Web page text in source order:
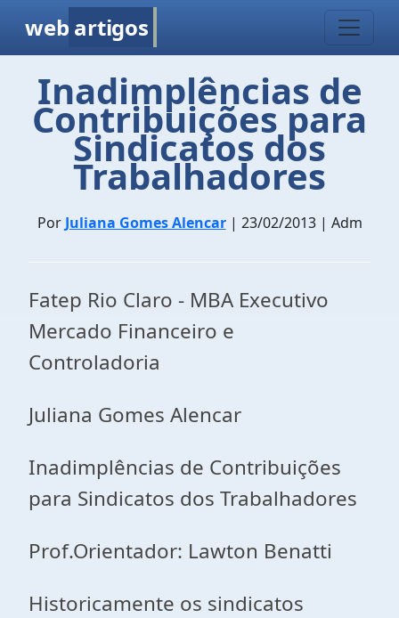
web artigos
Inadimplências de
Contribuições para
Sindicatos dos
Trabalhadores
Por Juliana Gomes Alencar| 23/02/2013 | Adm
Fatep Rio Claro - MBA Executivo
Mercado Financeiro e
Controladoria
Juliana Gomes Alencar
Inadimplências de Contribuições
para Sindicatos dos Trabalhadores
Prof.Orientador: Lawton Benatti
Historicamente os sindicatos